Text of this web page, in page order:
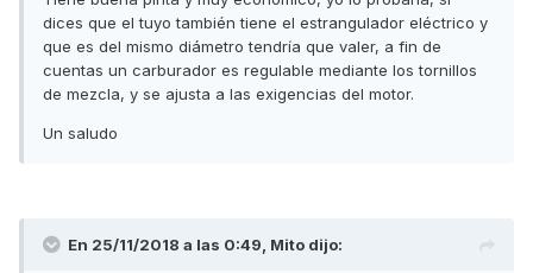
dices que el tuyo también tiene el estrangulador eléctrico y
que es del mismo diámetro tendría que valer, a fin de
cuentas un carburador es regulable mediante los tornillos
de mezcla, y se ajusta a las exigencias del motor.
Un saludo
En 25/11/2018 a las 0:49, Mito dijo: